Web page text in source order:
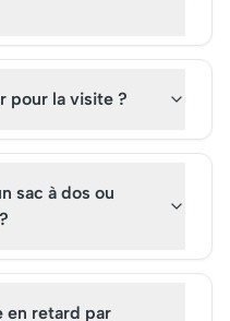
pour la visite ?
sac à dos ou
en retard par